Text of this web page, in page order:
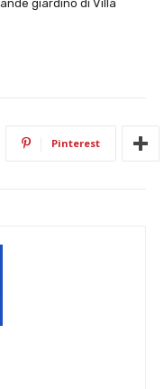
giardino di Villa
Pinterest